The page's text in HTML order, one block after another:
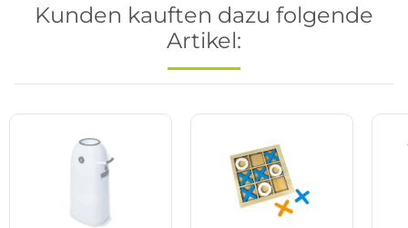
Kunden kauften dazu folgende
Artikel: